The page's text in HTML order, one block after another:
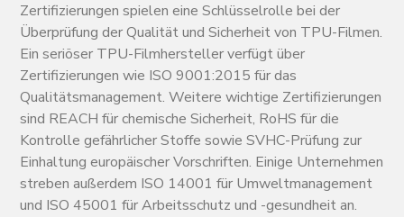
Zertifizierungen spielen eine Schlüsselrolle bei der
Überprüfung der Qualität und Sicherheit von TPU-Filmen.
Ein seriöser TPU-Filmhersteller verfügt über
Zertifizierungen wie ISO 9001:2015 für das
Qualitätsmanagement. Weitere wichtige Zertifizierungen
sind REACH für chemische Sicherheit, RoHS für die
Kontrolle gefährlicher Stoffe sowie SVHC-Prüfung zur
Einhaltung europäischer Vorschriften. Einige Unternehmen
streben außerdem ISO 14001 für Umweltmanagement
und ISO 45001 für Arbeitsschutz und -gesundheit an.